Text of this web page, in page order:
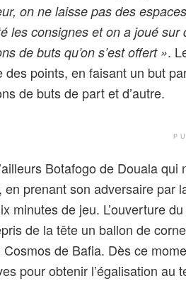
on ne laisse pas des
les consignes et on a joué
de buts qu’on s’est offert ».
des points, en faisant un but
de buts de part et d’autre.
Botafogo de Douala
en prenant son adversaire par
minutes de jeu. L’ouverture
de la tête un ballon de
Cosmos de Bafia. Dès ce
pour obtenir l’égalisation